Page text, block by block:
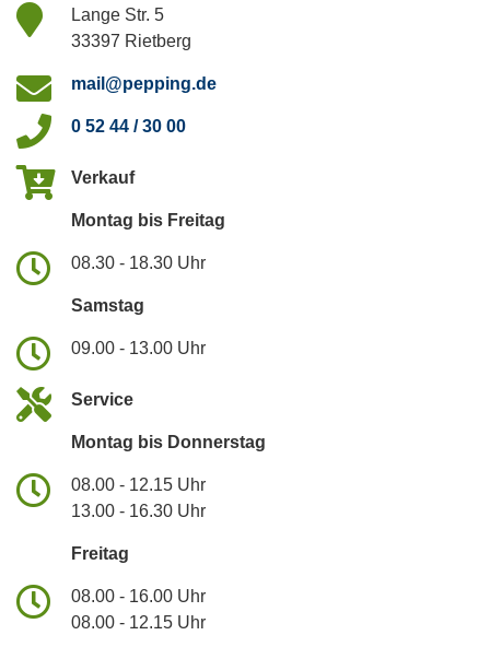
Lange Str. 5
33397 Rietberg
mail@pepping.de
0 52 44 / 30 00
Verkauf
Montag bis Freitag
08.30 - 18.30 Uhr
Samstag
09.00 - 13.00 Uhr
Service
Montag bis Donnerstag
08.00 - 12.15 Uhr
13.00 - 16.30 Uhr
Freitag
08.00 - 16.00 Uhr
08.00 - 12.15 Uhr